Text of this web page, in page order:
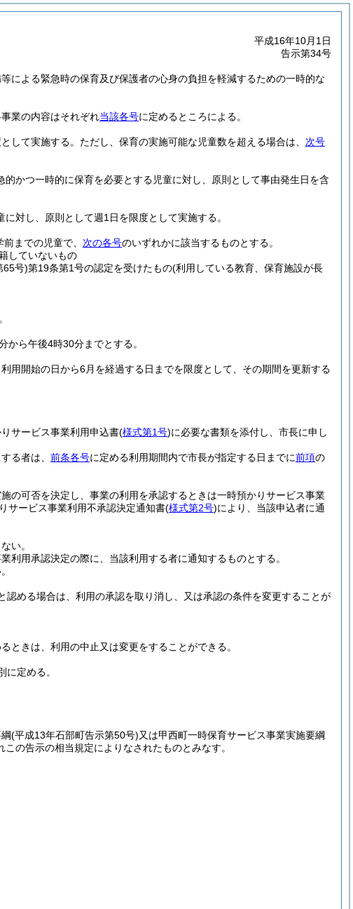
平成16年10月1日
告示第34号
による緊急時の保育及び保護者の心身の負担を軽減するための一時的な
業の内容はそれぞれ当該各号に定めるところによる。
て実施する。ただし、保育の実施可能な児童数を超える場合は、 次号
かつ一時的に保育を必要とする児童に対し、原則として事由発生日を含
対し、原則として週1日を限度として実施する。
までの児童で、 次の各号のいずれかに該当するものとする。
していないもの
65号)第19条第1号の認定を受けたもの(利用している教育、保育施設が長
ら午後4時30分までとする。
用開始の日から6月を経過する日までを限度として、その期間を更新する
サービス事業利用申込書(様式第1号)に必要な書類を添付し、市長に申し
る者は、 前条各号に定める利用期間内で市長が指定する日までに前項の
の可否を決定し、事業の利用を承認するときは一時預かりサービス事業
サービス事業利用不承認決定通知書(様式第2号)により、当該申込者に通
い。
用承認決定の際に、当該利用する者に通知するものとする。
める場合は、利用の承認を取り消し、又は承認の条件を変更することが
ときは、利用の中止又は変更をすることができる。
定める。
(平成13年石部町告示第50号)又は甲西町一時保育サービス事業実施要綱
の告示の相当規定によりなされたものとみなす。